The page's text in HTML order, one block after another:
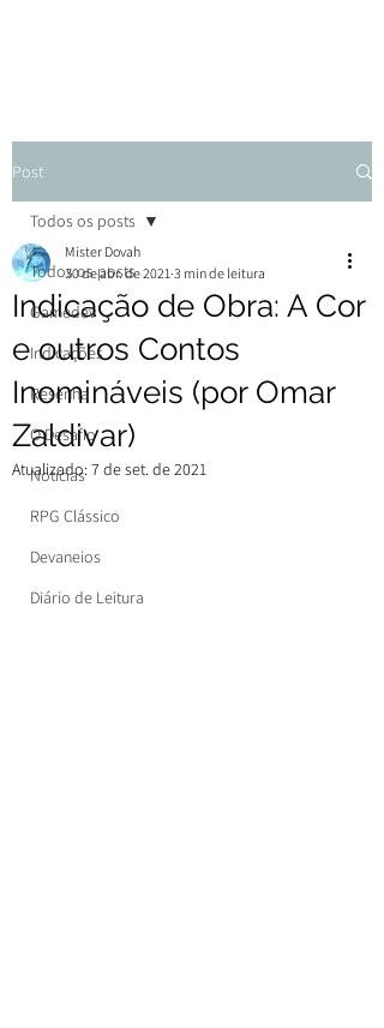
Post
Todos os posts
Gamedev
Indicações
Resenha
O Desafio
Notícias
RPG Clássico
Devaneios
Diário de Leitura
Todos os posts
Indicação de Obra: A Cor
e outros Contos
Inomináveis (por Omar
Zaldivar)
Mister Dovah
30 de abr. de 2021 3 min de leitura
Atualizado:7 de set. de 2021